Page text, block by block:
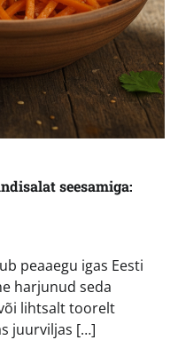
seesamiga:
peaaegu igas Eesti
harjunud seda
lihtsalt toorelt
juurviljas […]